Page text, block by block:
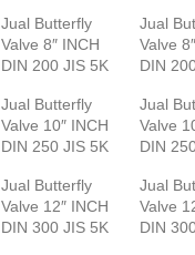
Jual Butterfly
Valve 8″ INCH
DIN 200 JIS 5K
Jual
Valve
DIN
Jual Butterfly
Valve 10″ INCH
DIN 250 JIS 5K
Jual
Valve
DIN
Jual Butterfly
Valve 12″ INCH
DIN 300 JIS 5K
Jual
Valve
DIN